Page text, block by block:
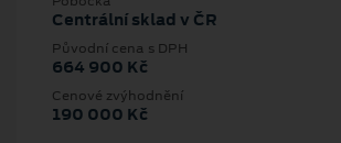
Centrální sklad v ČR
Původní cena s DPH
664 900 Kč
Cenové zvýhodnění
190 000 Kč